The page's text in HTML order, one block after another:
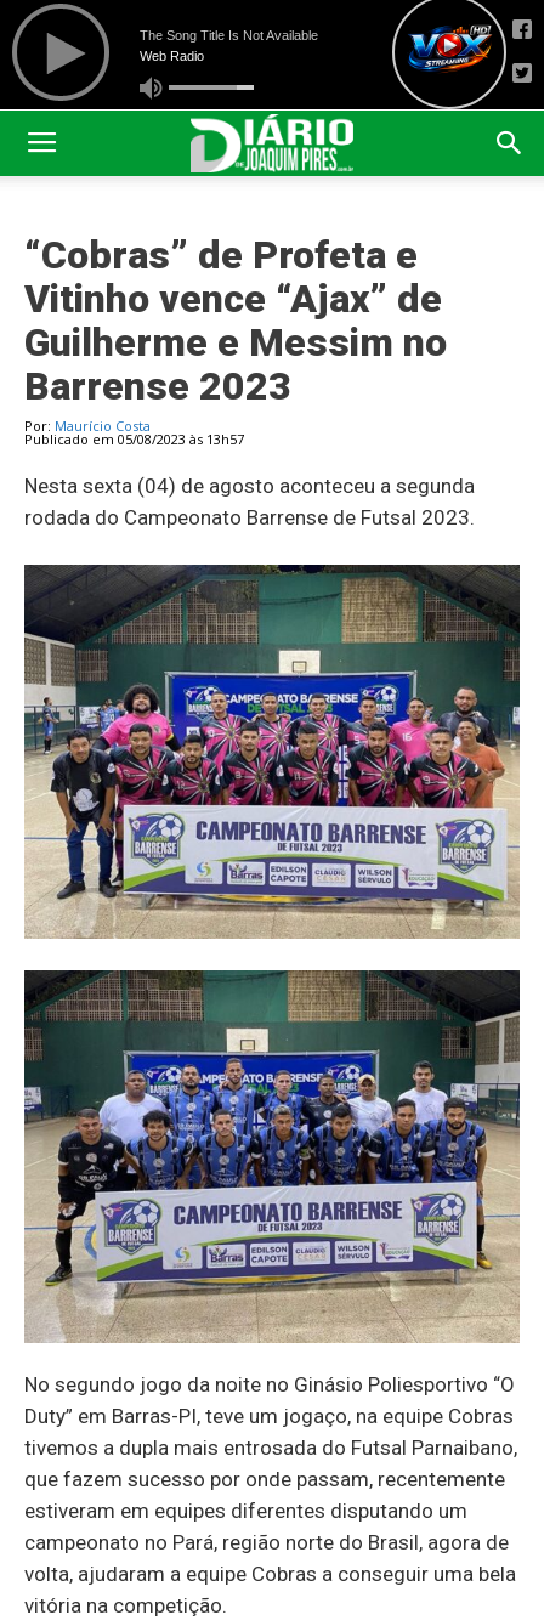
“Cobras” de Profeta e
Vitinho vence “Ajax” de
Guilherme e Messim no
Barrense 2023
Por: Maurício Costa
Publicado em 05/08/2023 às 13h57
Nesta sexta (04) de agosto aconteceu a segunda
rodada do Campeonato Barrense de Futsal 2023.
No segundo jogo da noite no Ginásio Poliesportivo “O
Duty” em Barras-PI, teve um jogaço, na equipe Cobras
tivemos a dupla mais entrosada do Futsal Parnaibano,
que fazem sucesso por onde passam, recentemente
estiveram em equipes diferentes disputando um
campeonato no Pará, região norte do Brasil, agora de
volta, ajudaram a equipe Cobras a conseguir uma bela
vitória na competição.